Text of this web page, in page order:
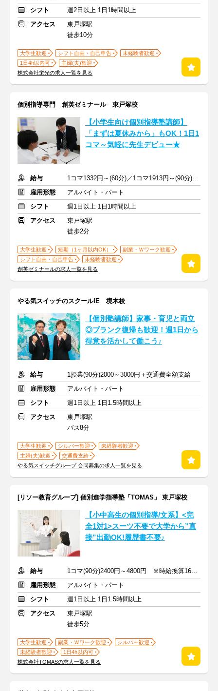
シフト
週2日以上 1日1時間以上
アクセス
東戸塚駅
徒歩10分
大学生歓迎 シフト自由・自己申告
未経験者歓迎
1日4h以内可
主婦(夫)歓迎
株式会社栄光の求人一覧を見る
個別指導専門 創英ゼミナール 東戸塚校
【小学生向け個別指導塾講師】
「まずは夏休みから」もOK！1日1
コマ～気軽に先生デビュー★
給与
1コマ1332円～(60分)／1コマ1913円～(90分) ※準備報告手当込み
雇用形態
アルバイト・パート
シフト
週1日以上 1日1時間以上
アクセス
東戸塚駅
徒歩2分
大学生歓迎 短期（1ヶ月以内OK）
副業・Ｗワーク歓迎
シフト自由・自己申告
未経験者歓迎
創英ゼミナールの求人一覧を見る
やる気スイッチのスクールIE 境木校
【個別塾講師】家事・育児と両立
◎ブランク復帰も歓迎！週1日から
得意を活かして働こう♪
給与
1授業(90分)2000～3000円＋交通費全額支給
雇用形態
アルバイト・パート
シフト
週1日以上 1日1.5時間以上
アクセス
東戸塚駅
バス8分
大学生歓迎 シルバー歓迎
未経験者歓迎
主婦(夫)歓迎
交通費支給
やる気スイッチグループ 合同募集の求人一覧を見る
[リソー教育グループ] 個別進学指導塾「TOMAS」 東戸塚校
【小中高生の個別指導/文系】<完
全1対1>スーツ不要で大学から”直
接”出勤OK!履歴書不要♪
給与
1コマ(90分)2400円～4800円 ※時給換算1600円～3200円
雇用形態
アルバイト・パート
シフト
週1日以上 1日1.5時間以上
アクセス
東戸塚駅
徒歩5分
大学生歓迎 副業・Ｗワーク歓迎
シルバー歓迎
未経験者歓迎
1日4h以内可
株式会社TOMASの求人一覧を見る